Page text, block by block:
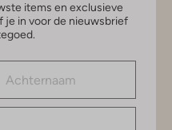
items en exclusieve
je in voor de nieuwsbrief